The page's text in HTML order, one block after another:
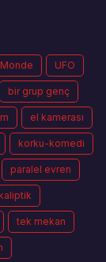
UFO
bir grup genç
el kamerası
korku-komedi
paralel evren
tek mekan